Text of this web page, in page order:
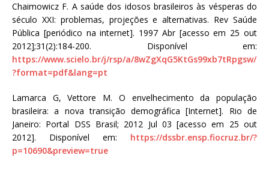
Chaimowicz F. A saúde dos idosos brasileiros às vésperas do
século XXI: problemas, projeções e alternativas. Rev Saúde
Pública [periódico na internet]. 1997 Abr [acesso em 25 out
2012];31(2):184-200. Disponível em:
https://www.scielo.br/j/rsp/a/8wZgXqG5KtGs99xb7tRpgsw/
?format=pdf&lang=pt
Lamarca G, Vettore M. O envelhecimento da população
brasileira: a nova transição demográfica [Internet]. Rio de
Janeiro: Portal DSS Brasil; 2012 Jul 03 [acesso em 25 out
2012]. Disponível em: https://dssbr.ensp.fiocruz.br/?
p=10690&preview=true